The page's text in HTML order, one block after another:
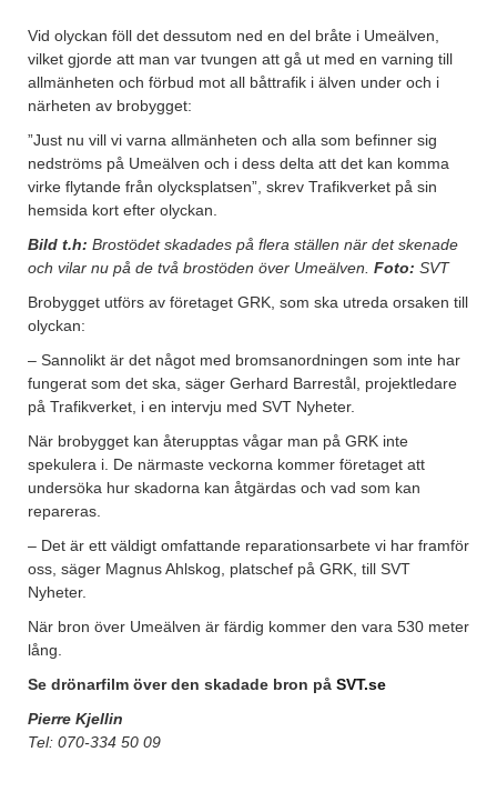
Vid olyckan föll det dessutom ned en del bråte i Umeälven,
vilket gjorde att man var tvungen att gå ut med en varning till
allmänheten och förbud mot all båttrafik i älven under och i
närheten av brobygget:
”Just nu vill vi varna allmänheten och alla som befinner sig
nedströms på Umeälven och i dess delta att det kan komma
virke flytande från olycksplatsen”, skrev Trafikverket på sin
hemsida kort efter olyckan.
Bild t.h: Brostödet skadades på flera ställen när det skenade
och vilar nu på de två brostöden över Umeälven. Foto: SVT
Brobygget utförs av företaget GRK, som ska utreda orsaken till
olyckan:
– Sannolikt är det något med bromsanordningen som inte har
fungerat som det ska, säger Gerhard Barrestål, projektledare
på Trafikverket, i en intervju med SVT Nyheter.
När brobygget kan återupptas vågar man på GRK inte
spekulera i. De närmaste veckorna kommer företaget att
undersöka hur skadorna kan åtgärdas och vad som kan
repareras.
– Det är ett väldigt omfattande reparationsarbete vi har framför
oss, säger Magnus Ahlskog, platschef på GRK, till SVT
Nyheter.
När bron över Umeälven är färdig kommer den vara 530 meter
lång.
Se drönarfilm över den skadade bron på SVT.se
Pierre Kjellin
Tel: 070-334 50 09